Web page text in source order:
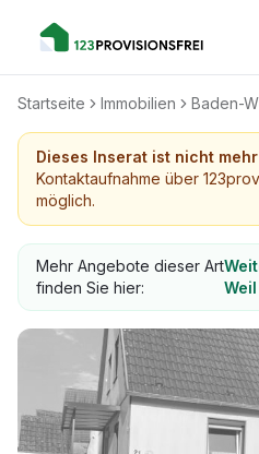
Startseite Immobilien Baden-
Dieses Inserat ist nicht
Kontaktaufnahme über
möglich.
Mehr Angebote dieser Art
finden Sie hier: